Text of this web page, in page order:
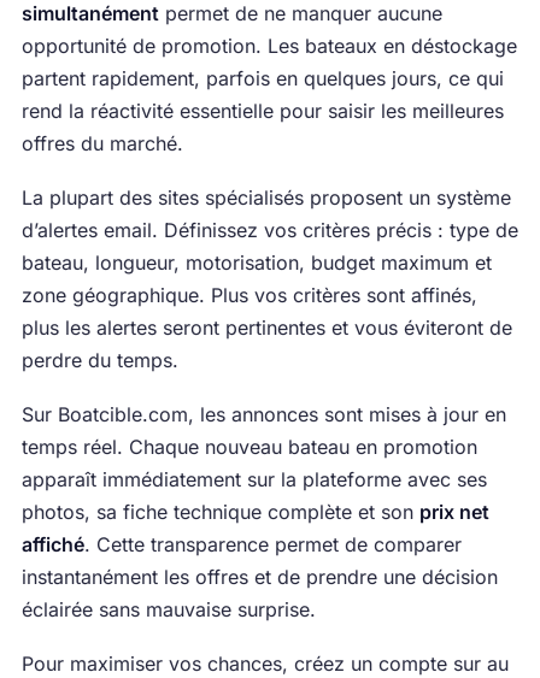
simultanémentpermet de ne manquer aucune
opportunité de promotion. Les bateaux en déstockage
partent rapidement, parfois en quelques jours, ce qui
rend la réactivité essentielle pour saisir les meilleures
offres du marché.
La plupart des sites spécialisés proposent un système
d’alertes email. Définissez vos critères précis : type de
bateau, longueur, motorisation, budget maximum et
zone géographique. Plus vos critères sont affinés,
plus les alertes seront pertinentes et vous éviteront de
perdre du temps.
Sur Boatcible.com, les annonces sont mises à jour en
temps réel. Chaque nouveau bateau en promotion
apparaît immédiatement sur la plateforme avec ses
photos, sa fiche technique complète et son prix net
affiché. Cette transparence permet de comparer
instantanément les offres et de prendre une décision
éclairée sans mauvaise surprise.
Pour maximiser vos chances, créez un compte sur au